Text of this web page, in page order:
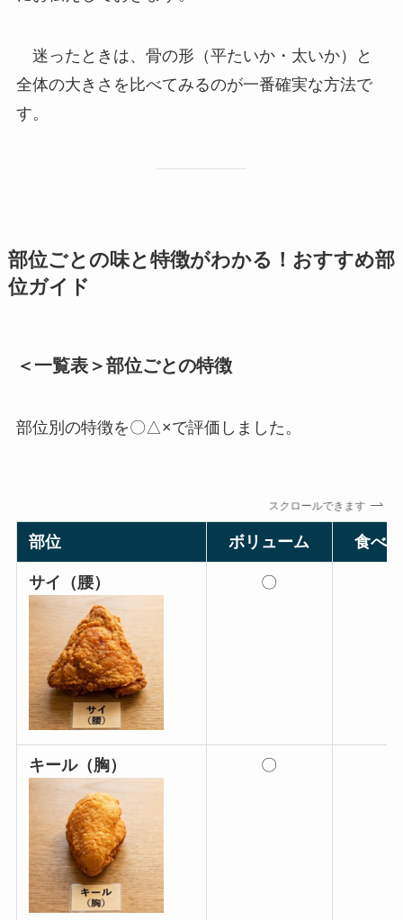
迷ったときは、骨の形（平たいか・太いか）と
全体の大きさを比べてみるのが一番確実な方法で
す。
部位ごとの味と特徴がわかる！おすすめ部
位ガイド
＜一覧表＞部位ごとの特徴
部位別の特徴を〇△×で評価しました。
スクロールできます
部位 ボリューム 食べ
サイ（腰） 〇
キール（胸） 〇